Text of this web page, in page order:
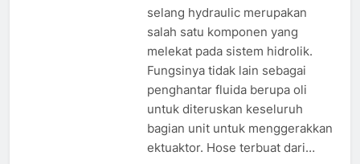
selang hydraulic merupakan
salah satu komponen yang
melekat pada sistem hidrolik.
Fungsinya tidak lain sebagai
penghantar fluida berupa oli
untuk diteruskan keseluruh
bagian unit untuk menggerakkan
ektuaktor. Hose terbuat dari…